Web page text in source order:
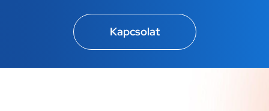
Kapcsolat